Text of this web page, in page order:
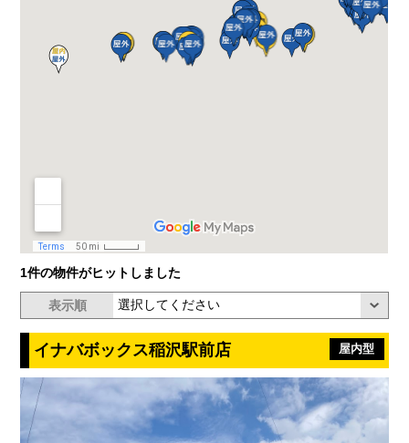
1件の物件がヒットしました
表示順
イナバボックス稲沢駅前店 屋内型